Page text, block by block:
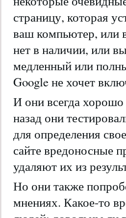
страницу, которая
ваш компьютер, или
нет в наличии, или
медленный или
Google не хочет
И они всегда
назад они
для определения
сайте вредоносные
удаляют их из
Но они также
мнениях. Какое-то